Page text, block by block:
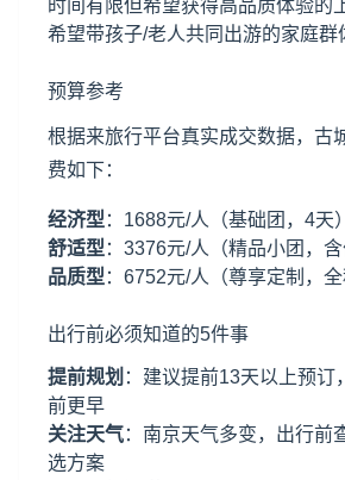
时间有限但希望获得高品质体验的
希望带孩子/老人共同出游的家庭群
预算参考
根据来旅行平台真实成交数据，古
费如下：
经济型 ：1688元/人（基础团，4天）
舒适型 ：3376元/人（精品小团，含
品质型 ：6752元/人（尊享定制，全
出行前必须知道的5件事
提前规划 ：建议提前13天以上预订
前更早
关注天气：南京天气多变，出行前
选方案